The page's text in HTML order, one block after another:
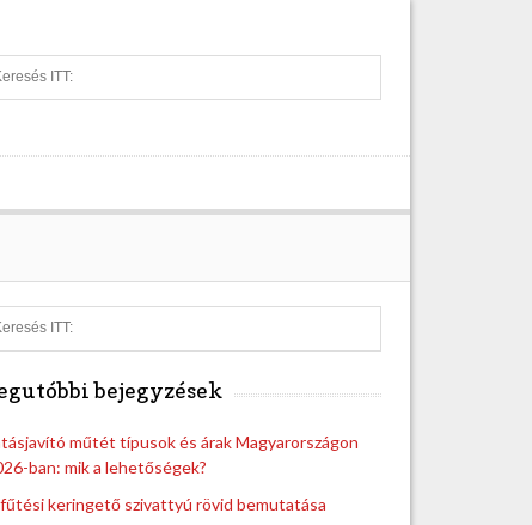
e
c
e
bejegyzések
műtét típusok és árak Magyarországon
ban: mik a lehetőségek?
keringető szivattyú rövid bemutatása